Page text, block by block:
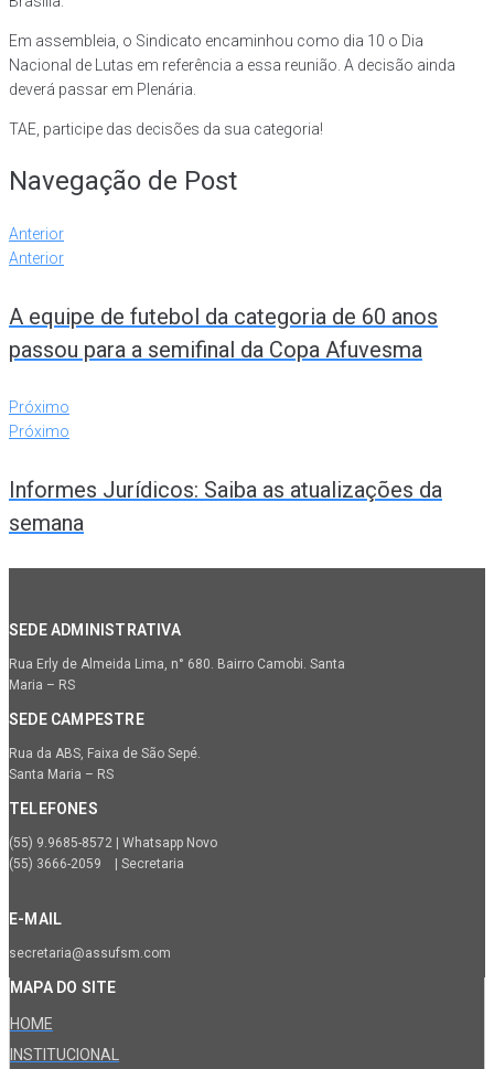
Em assembleia, o Sindicato encaminhou como dia 10 o Dia
Nacional de Lutas em referência a essa reunião. A decisão ainda
deverá passar em Plenária.
TAE, participe das decisões da sua categoria!
Navegação de Post
Anterior
Anterior
A equipe de futebol da categoria de 60 anos
passou para a semifinal da Copa Afuvesma
Próximo
Próximo
Informes Jurídicos: Saiba as atualizações da
semana
SEDE ADMINISTRATIVA
Rua Erly de Almeida Lima, n° 680. Bairro Camobi. Santa
Maria – RS
SEDE CAMPESTRE
Rua da ABS, Faixa de São Sepé.
Santa Maria – RS
TELEFONES
(55) 9.9685-8572 | Whatsapp Novo
(55) 3666-2059 | Secretaria
E-MAIL
secretaria@assufsm.com
MAPA DO SITE
HOME
INSTITUCIONAL